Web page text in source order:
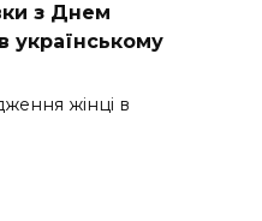
з Днем
українському
жінці в